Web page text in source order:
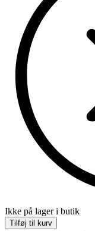
Ikke på lager i butik
Tilføj til kurv